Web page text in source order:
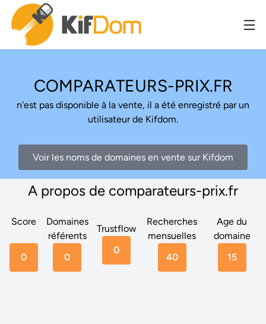
COMPARATEURS-PRIX.FR
n'est pas disponible à la vente, il a été enregistré par un
utilisateur de Kifdom.
Voir les noms de domaines en vente sur Kifdom
A propos de comparateurs-prix.fr
Score
0
Domaines
référents
0
Trustflow
0
Recherches
mensuelles
40
Age du
domaine
15